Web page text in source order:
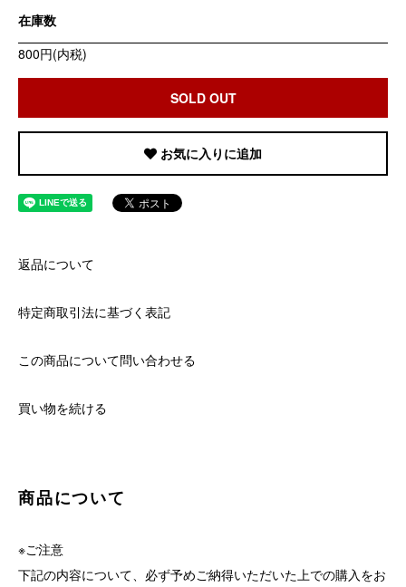
在庫数
800円(内税)
SOLD OUT
お気に入りに追加
返品について
特定商取引法に基づく表記
この商品について問い合わせる
買い物を続ける
商品について
※ご注意
下記の内容について、必ず予めご納得いただいた上での購入をお